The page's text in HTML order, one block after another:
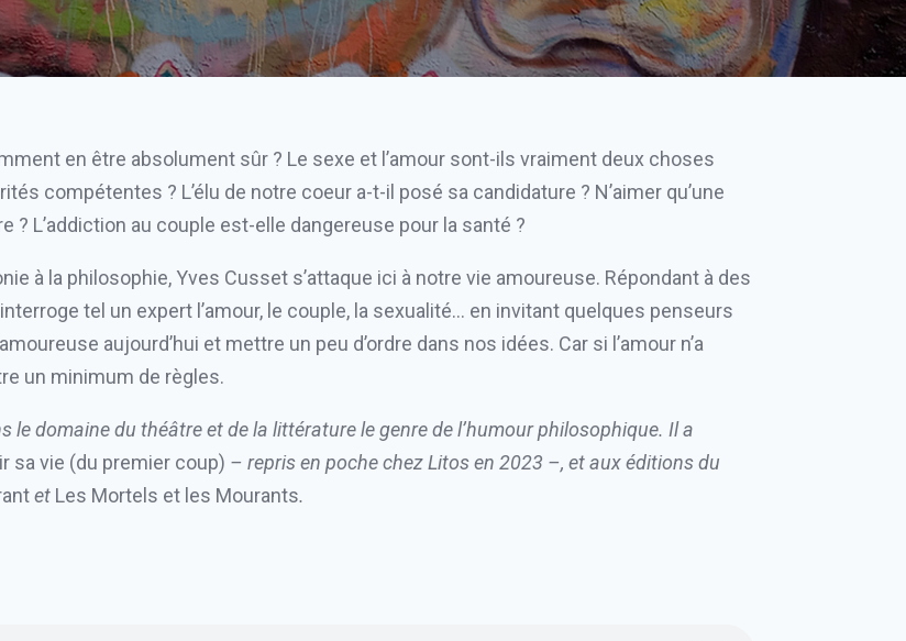
en être absolument sûr ? Le sexe et l’amour sont-ils vraiment deux choses
compétentes ? L’élu de notre coeur a-t-il posé sa candidature ? N’aimer qu’une
L’addiction au couple est-elle dangereuse pour la santé ?
à la philosophie, Yves Cusset s’attaque ici à notre vie amoureuse. Répondant à des
tel un expert l’amour, le couple, la sexualité… en invitant quelques penseurs
aujourd’hui et mettre un peu d’ordre dans nos idées. Car si l’amour n’a
un minimum de règles.
le domaine du théâtre et de la littérature le genre de l’humour philosophique. Il a
sa vie (du premier coup) – repris en poche chez Litos en 2023 –, et aux éditions du
et Les Mortels et les Mourants.